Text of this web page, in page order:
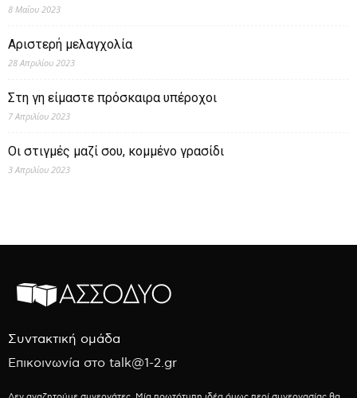
8 Μαΐου 2023
Αριστερή μελαγχολία
28 Απριλίου 2023
Στη γη είμαστε πρόσκαιρα υπέροχοι
7 Απριλίου 2023
Οι στιγμές μαζί σου, κομμένο γρασίδι
3 Απριλίου 2023
Συντακτική ομάδα
Επικοινωνία στο talk@1-2.gr